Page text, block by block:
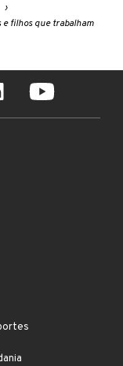
e filhos que trabalham